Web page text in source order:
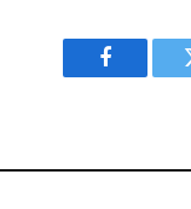
Facebook